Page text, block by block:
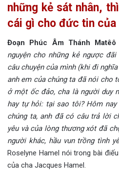
những kẻ sát nhân,
cái gì cho đức tin của
Đoạn Phúc Âm Thánh
nguyện cho những kẻ ngược đãi
câu chuyện của mình (khi đi
anh em của chúng ta đã nói cho
ở một ốc đảo, cha là người duy
hay tự hỏi: tại sao tôi? Hôm nay
chúng ta, anh đã có câu trả lời
yêu và của lòng thương xót đã
người khác, hầu vun trồng tình
Roselyne Hamel nói trong bài
của cha Jacques Hamel.